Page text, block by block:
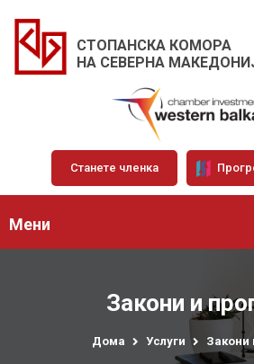
СТОПАНСКА КОМОРА
НА СЕВЕРНА
Станете членка
Мени
Закони и
Дома Услуги Закони